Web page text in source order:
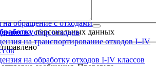
на обращение с отходами
на сбор отходов
на транспортирование отходов I–IV
на обработку отходов I-IV классов
персональных данных